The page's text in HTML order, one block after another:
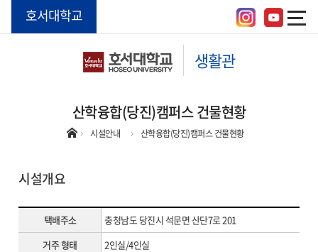
호서대학교
생활관
산학융합(당진)캠퍼스 건물현황
시설안내 산학융합(당진)캠퍼스 건물현황
시설개요
택배주소
충청남도 당진시 석문면 산단7로 201
거주 형태
2인실/4인실